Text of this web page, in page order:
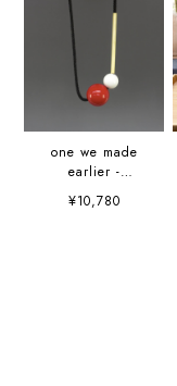
one we made
earlier -
Popova- ネッ
クレス
¥10,780